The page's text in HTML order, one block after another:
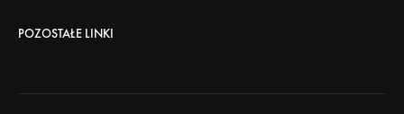
POZOSTAŁE LINKI